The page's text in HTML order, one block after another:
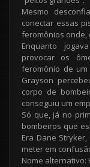
Mesmo
conectar essas
feromônios onde,
Enquanto
provocar os
feromônio de um
Grayson
corpo de
conseguiu um
Só que, já no
bombeiros que
Era Dane
meter em
Nome alternativo: